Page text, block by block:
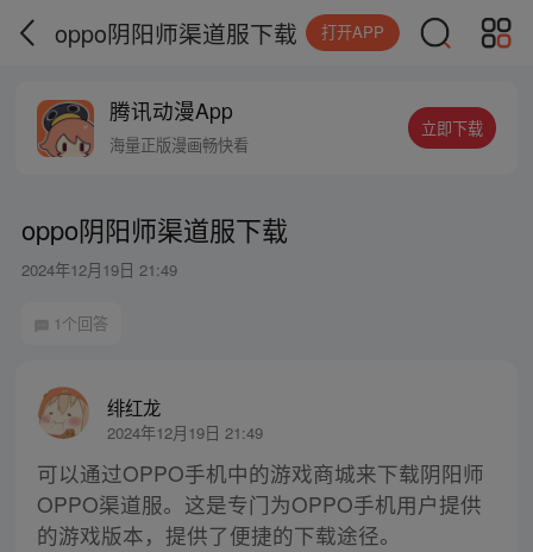
oppo阴阳师渠道服下载 打开APP
腾讯动漫App
海量正版漫画畅快看
立即下载
oppo阴阳师渠道服下载
2024年12月19日 21:49
1个回答
绯红龙
2024年12月19日 21:49
可以通过OPPO手机中的游戏商城来下载阴阳师
OPPO渠道服。这是专门为OPPO手机用户提供
的游戏版本，提供了便捷的下载途径。